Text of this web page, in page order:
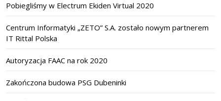
Pobiegliśmy w Electrum Ekiden Virtual 2020
Centrum Informatyki „ZETO” S.A. zostało nowym partnerem
IT Rittal Polska
Autoryzacja FAAC na rok 2020
Zakończona budowa PSG Dubeninki